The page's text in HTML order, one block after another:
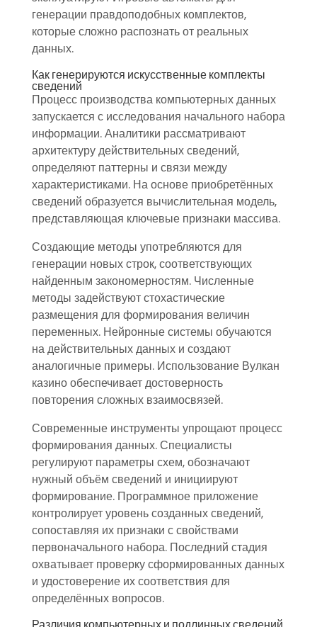
генерации правдоподобных комплектов,
которые сложно распознать от реальных
данных.
Как генерируются искусственные комплекты
сведений
Процесс производства компьютерных данных
запускается с исследования начального набора
информации. Аналитики рассматривают
архитектуру действительных сведений,
определяют паттерны и связи между
характеристиками. На основе приобретённых
сведений образуется вычислительная модель,
представляющая ключевые признаки массива.
Создающие методы употребляются для
генерации новых строк, соответствующих
найденным закономерностям. Численные
методы задействуют стохастические
размещения для формирования величин
переменных. Нейронные системы обучаются
на действительных данных и создают
аналогичные примеры. Использование Вулкан
казино обеспечивает достоверность
повторения сложных взаимосвязей.
Современные инструменты упрощают процесс
формирования данных. Специалисты
регулируют параметры схем, обозначают
нужный объём сведений и инициируют
формирование. Программное приложение
контролирует уровень созданных сведений,
сопоставляя их признаки с свойствами
первоначального набора. Последний стадия
охватывает проверку сформированных данных
и удостоверение их соответствия для
определённых вопросов.
Различия компьютерных и подлинных сведений